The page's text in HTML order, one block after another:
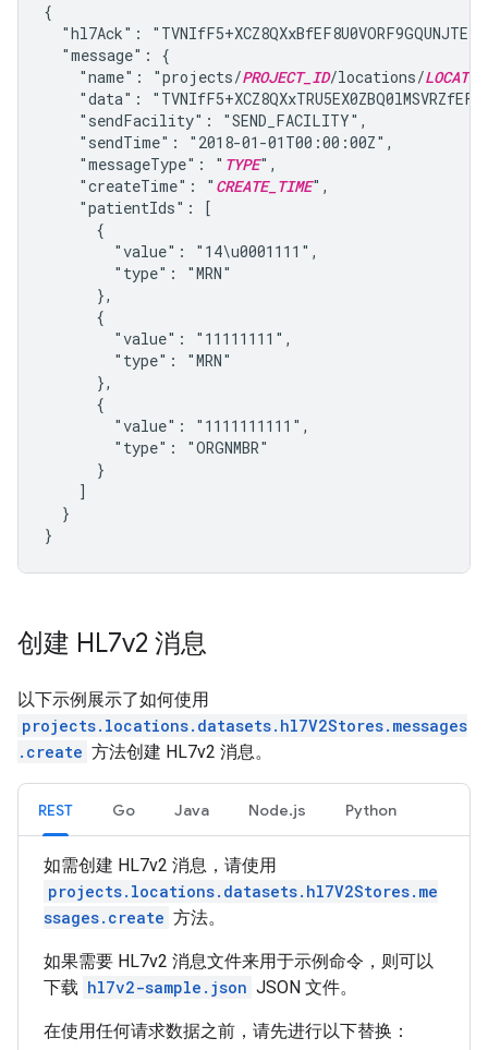
{
"hl7Ack":
  "message": {
    "name": "projects/
PROJECT_ID/locations/
"data":
    "sendFacility": "SEND_FACILITY",
    "sendTime": "2018-01-01T00:00:00Z",
    "messageType": "
TYPE",
    "createTime": "
CREATE_TIME",
    "patientIds": [
      {
        "value": "14\u0001111",
        "type": "MRN"
      },
      {
        "value": "11111111",
        "type": "MRN"
      },
      {
        "value": "1111111111",
        "type": "ORGNMBR"
      }
    ]
  }
创建 HL7v2 消息
以下示例展示了如何使用
projects.locations.datasets.hl7V2Stores.messages
.create 方法创建 HL7v2 消息。
REST Go Java Node.js Python
如需创建 HL7v2 消息，请使用
projects.locations.datasets.hl7V2Stores.me
ssages.create 方法。
如果需要 HL7v2 消息文件来用于示例命令，则可以
下载 hl7v2-sample.json JSON 文件。
在使用任何请求数据之前，请先进行以下替换：